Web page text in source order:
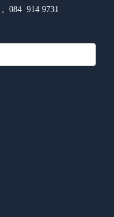
,084 914 9731